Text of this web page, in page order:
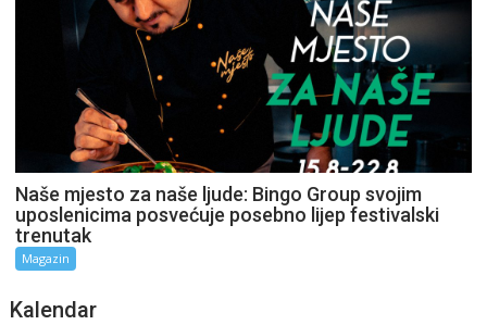
Naše mjesto za naše ljude: Bingo Group svojim
uposlenicima posvećuje posebno lijep festivalski
trenutak
Magazin
Kalendar